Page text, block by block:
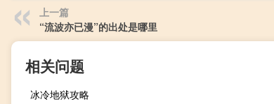
上一篇
“流波亦已漫”的出处是哪里
相关问题
冰冷地狱攻略